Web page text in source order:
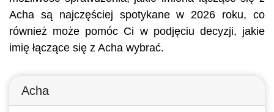
Acha są najczęściej spotykane w 2026 roku, co
również może pomóc Ci w podjęciu decyzji, jakie
imię łączące się z Acha wybrać.
Acha